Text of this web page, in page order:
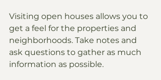
Visiting open houses allows you to
get a feel for the properties and
neighborhoods. Take notes and
ask questions to gather as much
information as possible.